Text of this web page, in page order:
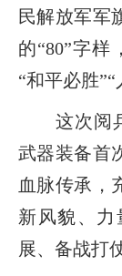
民解放军军
的“80”字样
“和平必胜
这次阅兵
武器装备首
血脉传承，
新风貌、
展、备战打